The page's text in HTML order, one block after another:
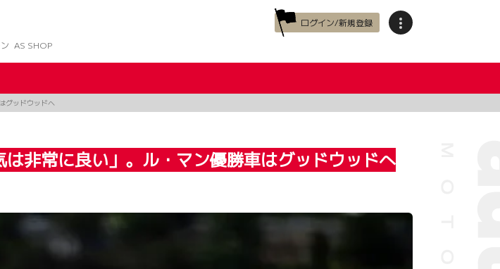
ログイン/新規登録
AS SHOP
グッドウッドへ
非常に良い」。ル・マン優勝車はグッドウッドへ